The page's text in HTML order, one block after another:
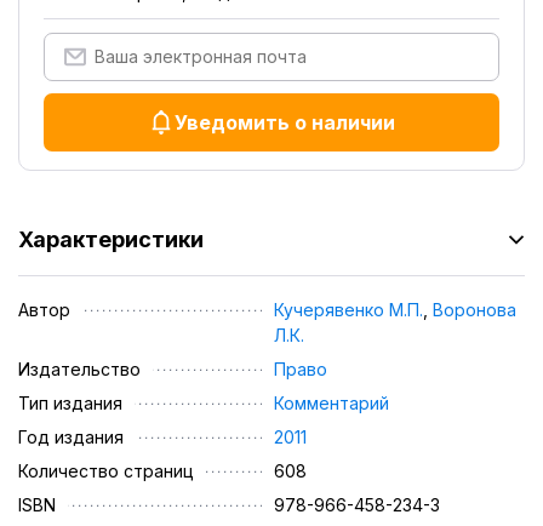
Уведомить о наличии
Характеристики
Автор Кучерявенко М.П. Воронова
Л.К.
Издательство
Право
Тип издания
Комментарий
Год издания
2011
Количество страниц
608
ISBN
978-966-458-234-3